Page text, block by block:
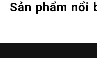
Sản phẩm nổi